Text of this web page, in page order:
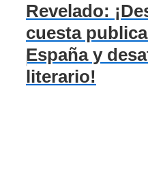
Revelado:
cuesta
España y
literario!